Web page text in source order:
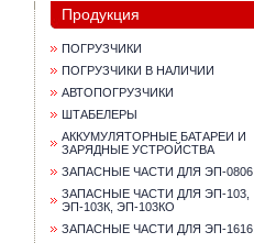
Продукция
ПОГРУЗЧИКИ
ПОГРУЗЧИКИ В НАЛИЧИИ
АВТОПОГРУЗЧИКИ
ШТАБЕЛЕРЫ
АККУМУЛЯТОРНЫЕ БАТАРЕИ И
ЗАРЯДНЫЕ УСТРОЙСТВА
ЗАПАСНЫЕ ЧАСТИ ДЛЯ ЭП-0806
ЗАПАСНЫЕ ЧАСТИ ДЛЯ ЭП-103,
ЭП-103К, ЭП-103КО
ЗАПАСНЫЕ ЧАСТИ ДЛЯ ЭП-1616